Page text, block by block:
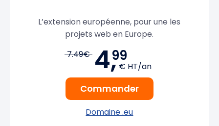
L’extension européenne, pour une les
projets web en Europe.
7.49€ 4,99
€ HT/an
Commander
Domaine .eu